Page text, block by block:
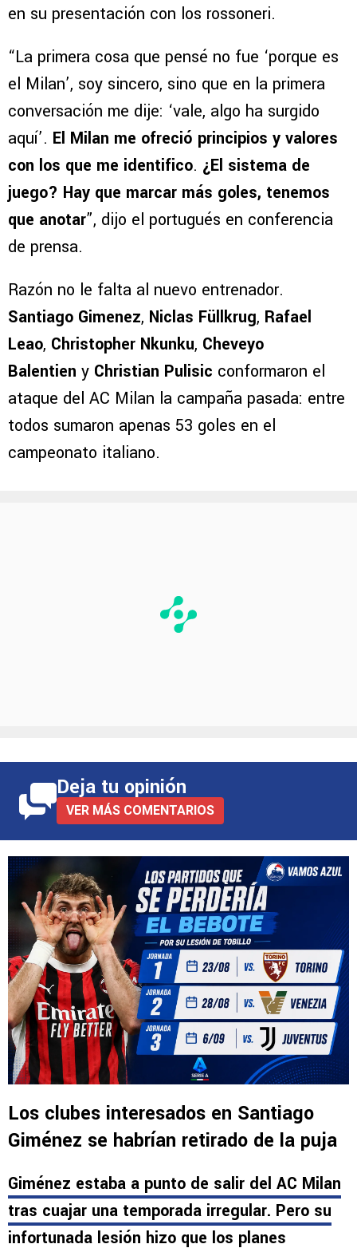
en su presentación con los rossoneri.
“La primera cosa que pensé no fue ‘porque es
el Milan’, soy sincero, sino que en la primera
conversación me dije: ‘vale, algo ha surgido
aquí’. El Milan me ofreció principios y valores
con los que me identifico. ¿El sistema de
juego? Hay que marcar más goles, tenemos
que anotar”, dijo el portugués en conferencia
de prensa.
Razón no le falta al nuevo entrenador.
Santiago Gimenez, Niclas Füllkrug, Rafael
Leao, Christopher Nkunku, Cheveyo
Balentien y Christian Pulisic conformaron el
ataque del AC Milan la campaña pasada: entre
todos sumaron apenas 53 goles en el
campeonato italiano.
Deja tu opinión
VER MÁS COMENTARIOS
Los clubes interesados en Santiago
Giménez se habrían retirado de la puja
Giménez estaba a punto de salir del AC Milan
tras cuajar una temporada irregular. Pero su
infortunada lesión hizo que los planes